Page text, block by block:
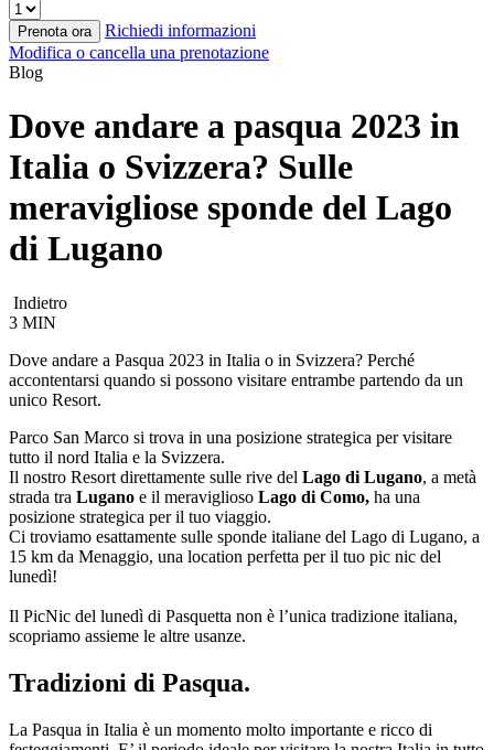
Prenota ora
Richiedi informazioni
Modifica o cancella una prenotazione
Blog
Dove andare a pasqua 2023 in
Italia o Svizzera? Sulle
meravigliose sponde del Lago
di Lugano
Indietro
3 MIN
Dove andare a Pasqua 2023 in Italia o in Svizzera? Perché
accontentarsi quando si possono visitare entrambe partendo da un
unico Resort.
Parco San Marco si trova in una posizione strategica per visitare
tutto il nord Italia e la Svizzera.
Il nostro Resort direttamente sulle rive del Lago di Lugano, a metà
strada tra Lugano e il meraviglioso Lago di Como, ha una
posizione strategica per il tuo viaggio.
Ci troviamo esattamente sulle sponde italiane del Lago di Lugano, a
15 km da Menaggio, una location perfetta per il tuo pic nic del
lunedì!
Il PicNic del lunedì di Pasquetta non è l’unica tradizione italiana,
scopriamo assieme le altre usanze.
Tradizioni di Pasqua.
La Pasqua in Italia è un momento molto importante e ricco di